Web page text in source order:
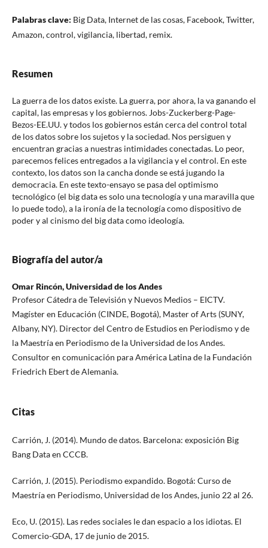
Palabras clave: Big Data, Internet de las cosas, Facebook, Twitter,
Amazon, control, vigilancia, libertad, remix.
Resumen
La guerra de los datos existe. La guerra, por ahora, la va ganando el
capital, las empresas y los gobiernos. Jobs-Zuckerberg-Page-
Bezos-EE.UU. y todos los gobiernos están cerca del control total
de los datos sobre los sujetos y la sociedad. Nos persiguen y
encuentran gracias a nuestras intimidades conectadas. Lo peor,
parecemos felices entregados a la vigilancia y el control. En este
contexto, los datos son la cancha donde se está jugando la
democracia. En este texto-ensayo se pasa del optimismo
tecnológico (el big data es solo una tecnología y una maravilla que
lo puede todo), a la ironía de la tecnología como dispositivo de
poder y al cinismo del big data como ideología.
Biografía del autor/a
Omar Rincón,Universidad de los Andes
Profesor Cátedra de Televisión y Nuevos Medios – EICTV.
Magíster en Educación (CINDE, Bogotá), Master of Arts (SUNY,
Albany, NY). Director del Centro de Estudios en Periodismo y de
la Maestría en Periodismo de la Universidad de los Andes.
Consultor en comunicación para América Latina de la Fundación
Friedrich Ebert de Alemania.
Citas
Carrión, J. (2014). Mundo de datos. Barcelona: exposición Big
Bang Data en CCCB.
Carrión, J. (2015). Periodismo expandido. Bogotá: Curso de
Maestría en Periodismo, Universidad de los Andes, junio 22 al 26.
Eco, U. (2015). Las redes sociales le dan espacio a los idiotas. El
Comercio-GDA, 17 de junio de 2015.